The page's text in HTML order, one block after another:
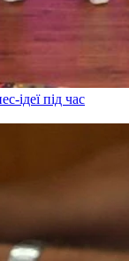
ідеї під час